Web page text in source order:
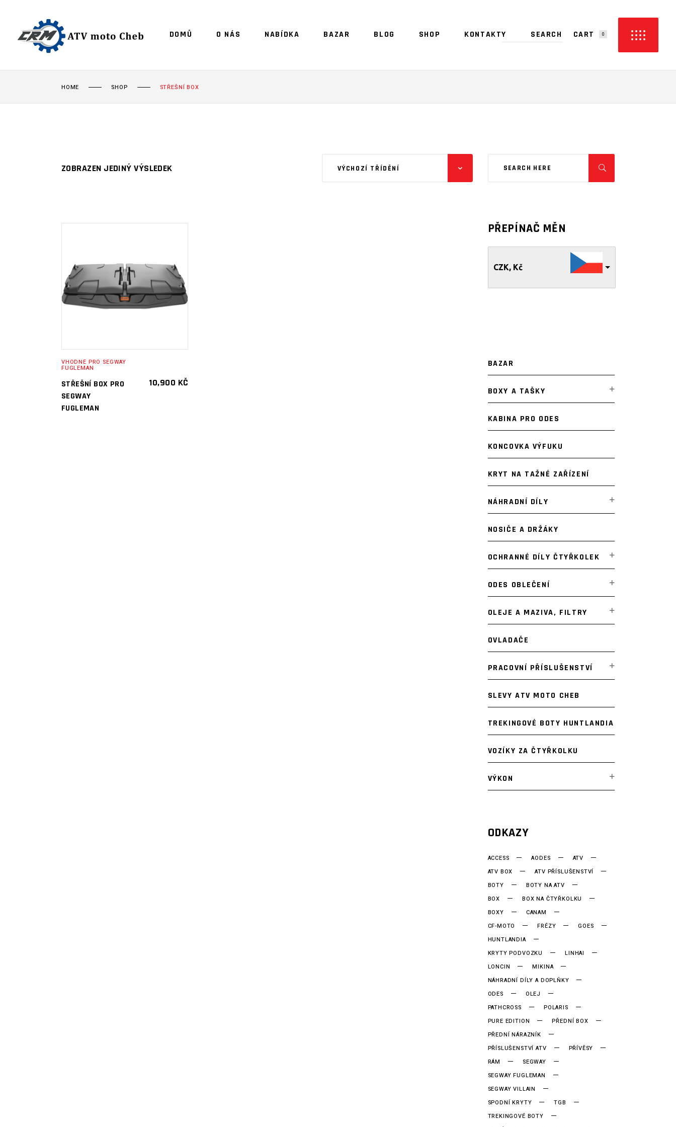
DOMŮ O NÁS NABÍDKA BAZAR BLOG SHOP KONTAKTY CART 0
NO PRODUCTS IN THE CART.
HOME SHOP STŘEŠNÍ BOX
ZOBRAZEN JEDINÝ VÝSLEDEK VÝCHOZÍ TŘÍDĚNÍ
PŘIDAT DO
KOŠÍKU
VHODNÉ PRO SEGWAY
FUGLEMAN
STŘEŠNÍ BOX PRO
SEGWAY
FUGLEMAN
10,900 KČ
PŘEPÍNAČ MĚN
CZK, Kč
BAZAR
BOXY A TAŠKY
KABINA PRO ODES
KONCOVKA VÝFUKU
KRYT NA TAŽNÉ ZAŘÍZENÍ
NÁHRADNÍ DÍLY
NOSIČE A DRŽÁKY
OCHRANNÉ DÍLY ČTYŘKOLEK
ODES OBLEČENÍ
OLEJE A MAZIVA, FILTRY
OVLADAČE
PRACOVNÍ PŘÍSLUŠENSTVÍ
SLEVY ATV MOTO CHEB
TREKINGOVÉ BOTY HUNTLANDIA
VOZÍKY ZA ČTYŘKOLKU
VÝKON
ODKAZY
ACCESS AODES
ATV
ATV BOX
ATV PŘÍSLUŠENSTVÍ
BOTY
BOTY NA ATV
BOX
BOX NA ČTYŘKOLKU
BOXY
CANAM
CF-MOTO
FRÉZY
GOES
HUNTLANDIA
KRYTY PODVOZKU
LINHAI
LONCIN
MIKINA
NÁHRADNÍ DÍLY A DOPLŇKY
ODES
OLEJ
PATHCROSS
POLARIS
PURE EDITION
PŘEDNÍ BOX
PŘEDNÍ NÁRAZNÍK
PŘÍSLUŠENSTVÍ ATV
PŘÍVĚSY
RÁM
SEGWAY
SEGWAY FUGLEMAN
SEGWAY VILLAIN
SPODNÍ KRYTY
TGB
TREKINGOVÉ BOTY